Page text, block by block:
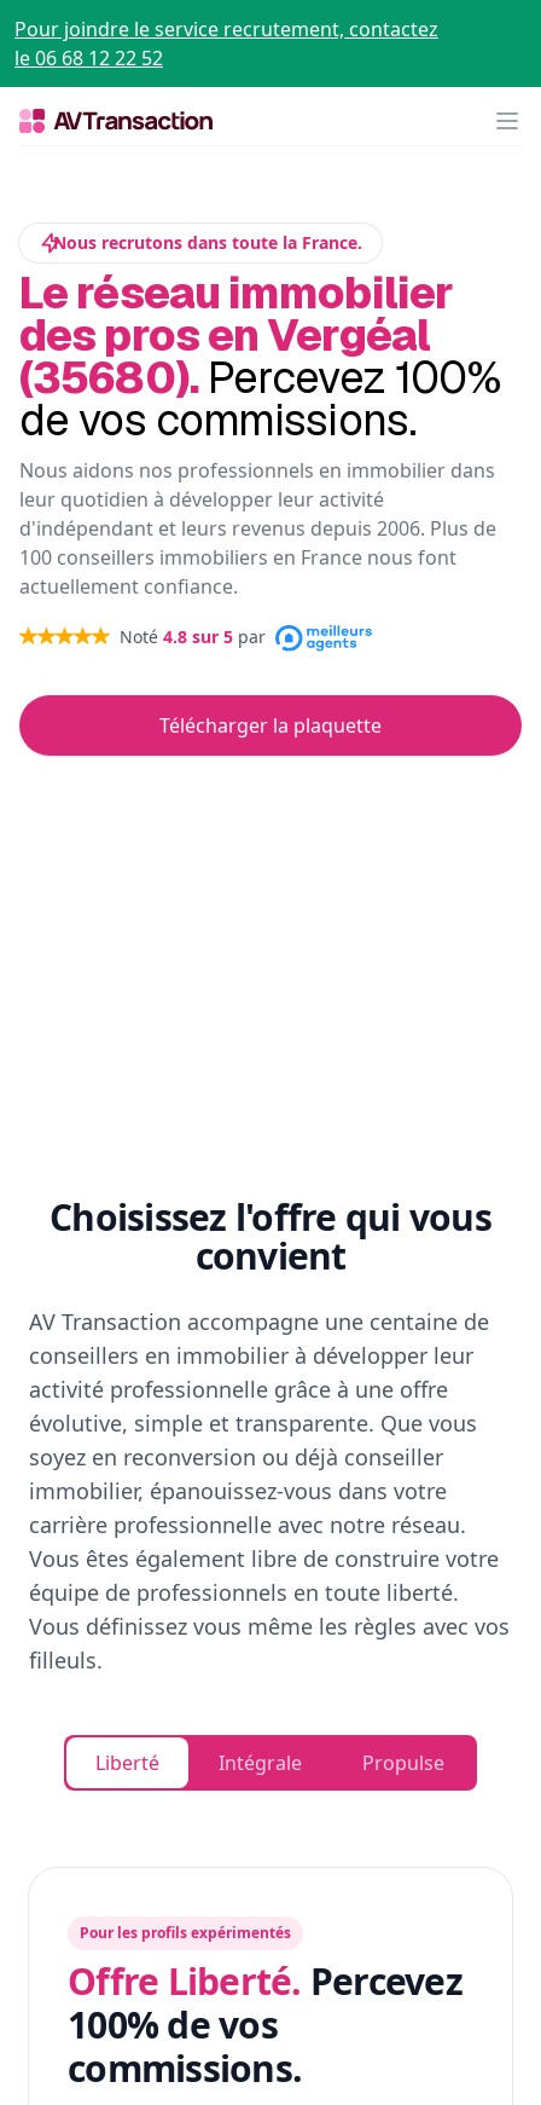
Pour joindre le service recrutement, contactez
le 06 68 12 22 52
Nous recrutons dans toute la France.
Le réseau immobilier
des pros en Vergéal
(35680). Percevez 100%
de vos commissions.
Nous aidons nos professionnels en immobilier dans
leur quotidien à développer leur activité
d'indépendant et leurs revenus depuis 2006. Plus de
100 conseillers immobiliers en France nous font
actuellement confiance.
Noté 4.8 sur 5 par
Télécharger la plaquette
Choisissez l'offre qui vous
convient
AV Transaction accompagne une centaine de
conseillers en immobilier à développer leur
activité professionnelle grâce à une offre
évolutive, simple et transparente. Que vous
soyez en reconversion ou déjà conseiller
immobilier, épanouissez-vous dans votre
carrière professionnelle avec notre réseau.
Vous êtes également libre de construire votre
équipe de professionnels en toute liberté.
Vous définissez vous même les règles avec vos
filleuls.
Liberté Intégrale Propulse
Pour les profils expérimentés
Offre Liberté. Percevez
100% de vos
commissions.